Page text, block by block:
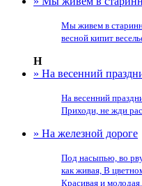
Мы живeм в
весной кипит
Н
» На весенний
На весенний
Приходи, не жди
» На железной дороге
Под насыпью, во
как живая, В
Красивая и